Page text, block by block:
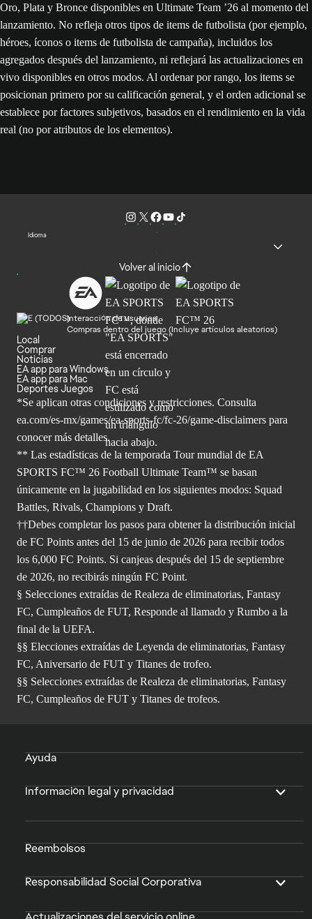
Oro, Plata y Bronce disponibles en Ultimate Team ’26 al momento del
lanzamiento. No refleja otros tipos de items de futbolista (por ejemplo,
héroes, íconos o items de futbolista de campaña), incluidos los
agregados después del lanzamiento, ni reflejará las actualizaciones en
vivo disponibles en otros modos. Al ordenar por rango, los items se
posicionan primero por su calificación general, y el orden adicional se
establece por factores subjetivos, basados en el rendimiento en la vida
real (no por atributos de los elementos).
Idioma
Volver al inicio
Interacción de usuarios
Compras dentro del juego (Incluye artículos aleatorios)
Local
Comprar
Noticias
EA app para Windows
EA app para Mac
Deportes Juegos
*Se aplican otras condiciones y restricciones. Consulta
ea.com/es-mx/games/ea-sports-fc/fc-26/game-disclaimers para
conocer más detalles.
** Las estadísticas de la temporada Tour mundial de EA
SPORTS FC™ 26 Football Ultimate Team™ se basan
únicamente en la jugabilidad en los siguientes modos: Squad
Battles, Rivals, Champions y Draft.
††Debes completar los pasos para obtener la distribución inicial
de FC Points antes del 15 de junio de 2026 para recibir todos
los 6,000 FC Points. Si canjeas después del 15 de septiembre
de 2026, no recibirás ningún FC Point.
§ Selecciones extraídas de Realeza de eliminatorias, Fantasy
FC, Cumpleaños de FUT, Responde al llamado y Rumbo a la
final de la UEFA.
§§ Elecciones extraídas de Leyenda de eliminatorias, Fantasy
FC, Aniversario de FUT y Titanes de trofeo.
§§ Selecciones extraídas de Realeza de eliminatorias, Fantasy
FC, Cumpleaños de FUT y Titanes de trofeos.
Ayuda
Información legal y privacidad
Reembolsos
Responsabilidad Social Corporativa